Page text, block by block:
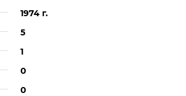
1974 г.
5
1
0
0